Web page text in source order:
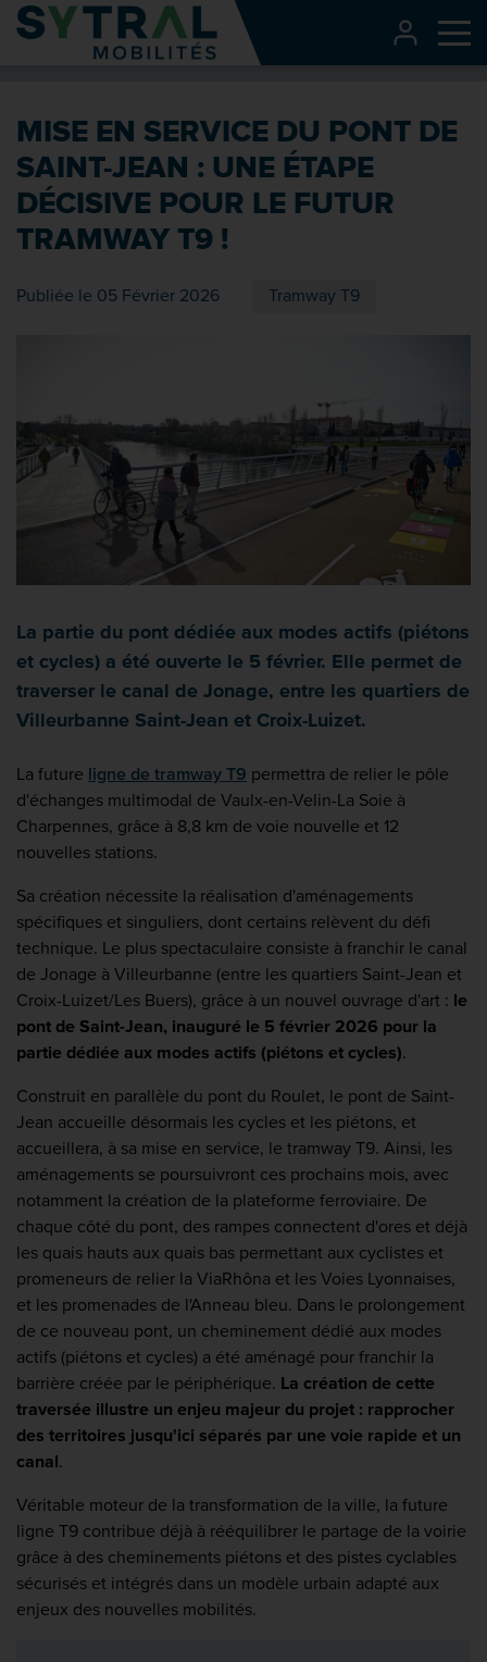
Contenu
Entête de page
Recherche
Pied de page
MISE EN SERVICE DU PONT DE
SAINT-JEAN : UNE ÉTAPE
DÉCISIVE POUR LE FUTUR
TRAMWAY T9 !
Publiée le 05 Février 2026 Tramway T9
La partie du pont dédiée aux modes actifs (piétons
et cycles) a été ouverte le 5 février. Elle permet de
traverser le canal de Jonage, entre les quartiers de
Villeurbanne Saint-Jean et Croix-Luizet.
La future ligne de tramway T9 permettra de relier le pôle
d'échanges multimodal de Vaulx-en-Velin-La Soie à
Charpennes, grâce à 8,8 km de voie nouvelle et 12
nouvelles stations.
Sa création nécessite la réalisation d'aménagements
spécifiques et singuliers, dont certains relèvent du défi
technique. Le plus spectaculaire consiste à franchir le canal
de Jonage à Villeurbanne (entre les quartiers Saint-Jean et
Croix-Luizet/Les Buers), grâce à un nouvel ouvrage d'art : le
pont de Saint-Jean, inauguré le 5 février 2026 pour la
partie dédiée aux modes actifs (piétons et cycles).
Construit en parallèle du pont du Roulet, le pont de Saint-
Jean accueille désormais les cycles et les piétons, et
accueillera, à sa mise en service, le tramway T9. Ainsi, les
aménagements se poursuivront ces prochains mois, avec
notamment la création de la plateforme ferroviaire. De
chaque côté du pont, des rampes connectent d'ores et déjà
les quais hauts aux quais bas permettant aux cyclistes et
promeneurs de relier la ViaRhôna et les Voies Lyonnaises,
et les promenades de l'Anneau bleu. Dans le prolongement
de ce nouveau pont, un cheminement dédié aux modes
actifs (piétons et cycles) a été aménagé pour franchir la
barrière créée par le périphérique. La création de cette
traversée illustre un enjeu majeur du projet : rapprocher
des territoires jusqu'ici séparés par une voie rapide et un
canal.
Véritable moteur de la transformation de la ville, la future
ligne T9 contribue déjà à rééquilibrer le partage de la voirie
grâce à des cheminements piétons et des pistes cyclables
sécurisés et intégrés dans un modèle urbain adapté aux
enjeux des nouvelles mobilités.